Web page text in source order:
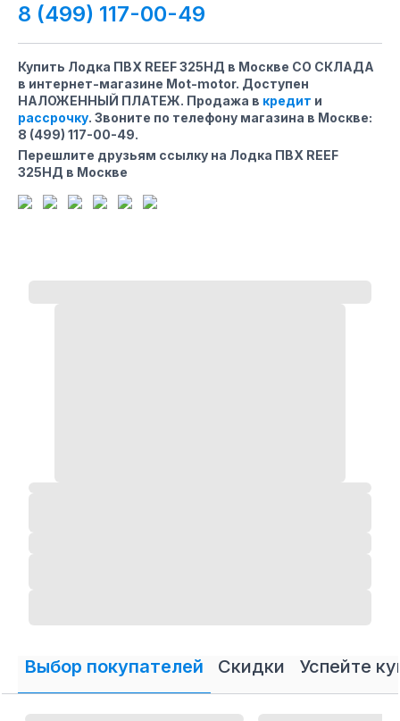
8 (499) 117-00-49
Купить Лодка ПВХ REEF 325НД в Москве СО СКЛАДА
в интернет-магазине Mot-motor. Доступен
НАЛОЖЕННЫЙ ПЛАТЕЖ. Продажа в кредит и
рассрочку. Звоните по телефону магазина в Москве:
8 (499) 117-00-49.
Перешлите друзьям ссылку на Лодка ПВХ REEF
325НД в Москве
Выбор покупателей Скидки Успейте